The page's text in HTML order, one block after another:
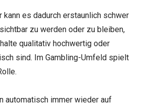
kann es dadurch erstaunlich schwer
zu werden oder zu bleiben,
qualitativ hochwertig oder
sind. Im Gambling-Umfeld spielt
automatisch immer wieder auf